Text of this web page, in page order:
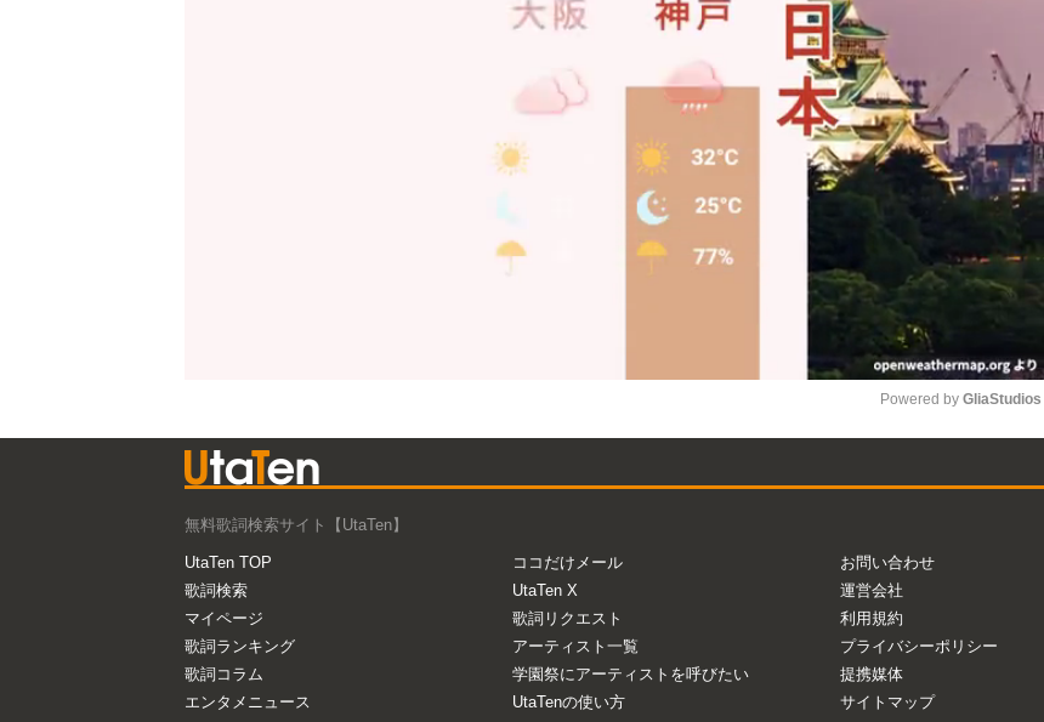
Powered by GliaStudios
無料歌詞検索サイト【UtaTen】
UtaTen TOP
歌詞検索
マイページ
歌詞ランキング
歌詞コラム
エンタメニュース
ココだけメール
UtaTen X
歌詞リクエスト
アーティスト一覧
学園祭にアーティストを呼びたい
UtaTenの使い方
お問い合わせ
運営会社
利用規約
プライバシーポリシー
提携媒体
サイトマップ